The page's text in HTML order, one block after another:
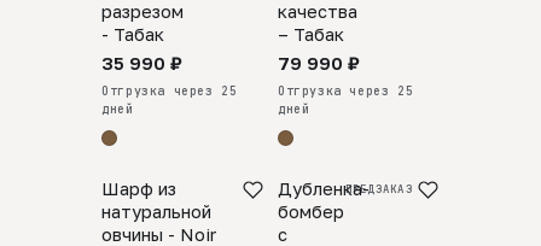
разрезом
- Табак
35 990 ₽
Отгрузка через 25
дней
качества
– Табак
79 990 ₽
Отгрузка через 25
дней
Шарф из
натуральной
овчины - Noir
Дубленка-
бомбер
с
ПРЕДЗАКАЗ